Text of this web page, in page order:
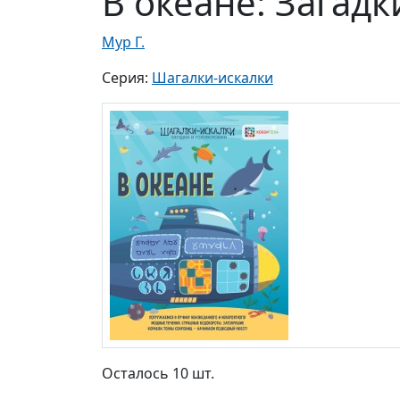
Мур Г.
Серия: Шагалки-искалки
Осталось 10 шт.